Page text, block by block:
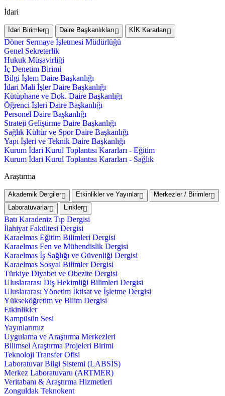
İdari
İdari Birimler Daire Başkanlıkları KİK Kararları
Döner Sermaye İşletmesi Müdürlüğü
Genel Sekreterlik
Hukuk Müşavirliği
İç Denetim Birimi
Bilgi İşlem Daire Başkanlığı
İdari Mali İşler Daire Başkanlığı
Kütüphane ve Dok. Daire Başkanlığı
Öğrenci İşleri Daire Başkanlığı
Personel Daire Başkanlığı
Strateji Geliştirme Daire Başkanlığı
Sağlık Kültür ve Spor Daire Başkanlığı
Yapı İşleri ve Teknik Daire Başkanlığı
Kurum İdari Kurul Toplantısı Kararları - Eğitim
Kurum İdari Kurul Toplantısı Kararları - Sağlık
Araştırma
Akademik Dergiler Etkinlikler ve Yayınlar
Merkezler / Birimler
Laboratuvarlar
Linkler
Batı Karadeniz Tıp Dergisi
İlahiyat Fakültesi Dergisi
Karaelmas Eğitim Bilimleri Dergisi
Karaelmas Fen ve Mühendislik Dergisi
Karaelmas İş Sağlığı ve Güvenliği Dergisi
Karaelmas Sosyal Bilimler Dergisi
Türkiye Diyabet ve Obezite Dergisi
Uluslararası Diş Hekimliği Bilimleri Dergisi
Uluslararası Yönetim İktisat ve İşletme Dergisi
Yükseköğretim ve Bilim Dergisi
Etkinlikler
Kampüsün Sesi
Yayınlarımız
Uygulama ve Araştırma Merkezleri
Bilimsel Araştırma Projeleri Birimi
Teknoloji Transfer Ofisi
Laboratuvar Bilgi Sistemi (LABSİS)
Merkez Laboratuvaru (ARTMER)
Veritabanı & Araştırma Hizmetleri
Zonguldak Teknokent